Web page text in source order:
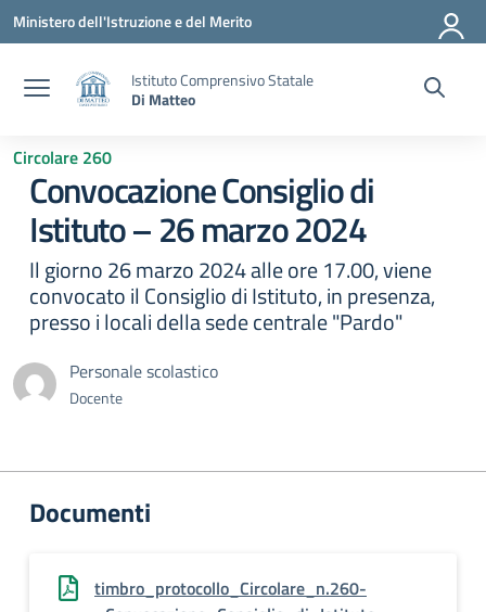
Vai ai contenuti
Vai al menu di navigazione
Vai al footer
Ministero dell'Istruzione e del Merito
Istituto Comprensivo Statale
Di Matteo
Circolare 260
Convocazione Consiglio di
Istituto – 26 marzo 2024
Il giorno 26 marzo 2024 alle ore 17.00, viene
convocato il Consiglio di Istituto, in presenza,
presso i locali della sede centrale "Pardo"
Personale scolastico
Docente
Documenti
timbro_protocollo_Circolare_n.260-